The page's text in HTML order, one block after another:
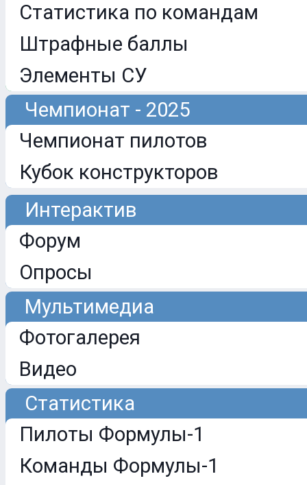
Статистика по командам
Штрафные баллы
Элементы СУ
Чемпионат - 2025
Чемпионат пилотов
Кубок конструкторов
Интерактив
Форум
Опросы
Мультимедиа
Фотогалерея
Видео
Статистика
Пилоты Формулы-1
Команды Формулы-1